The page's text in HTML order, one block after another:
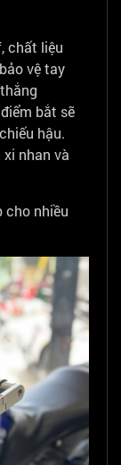
chất liệu
vệ tay
bắt sẽ
hậu.
xi nhan và
cho nhiều